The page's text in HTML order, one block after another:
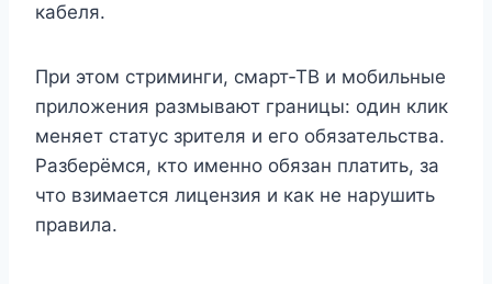
кабеля.
При этом стриминги, смарт‑ТВ и мобильные
приложения размывают границы: один клик
меняет статус зрителя и его обязательства.
Разберёмся, кто именно обязан платить, за
что взимается лицензия и как не нарушить
правила.